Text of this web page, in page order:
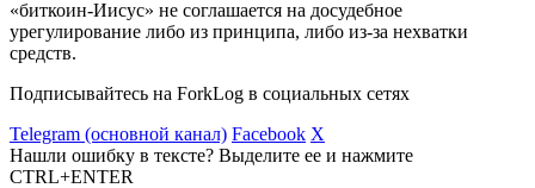
«биткоин-Иисус» не соглашается на досудебное
урегулирование либо из принципа, либо из-за нехватки
средств.
Подписывайтесь на ForkLog в социальных сетях
Telegram (основной канал) Facebook X
Нашли ошибку в тексте? Выделите ее и нажмите
CTRL+ENTER